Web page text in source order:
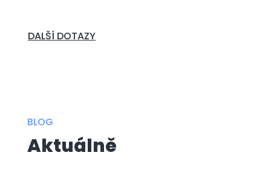
DALŠÍ DOTAZY
BLOG
Aktuálně